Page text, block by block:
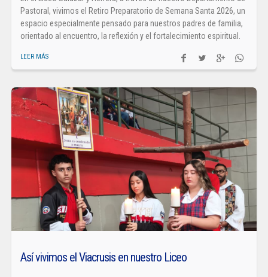
Pastoral, vivimos el Retiro Preparatorio de Semana Santa 2026, un
espacio especialmente pensado para nuestros padres de familia,
orientado al encuentro, la reflexión y el fortalecimiento espiritual.
LEER MÁS
Así vivimos el Viacrusis en nuestro Liceo